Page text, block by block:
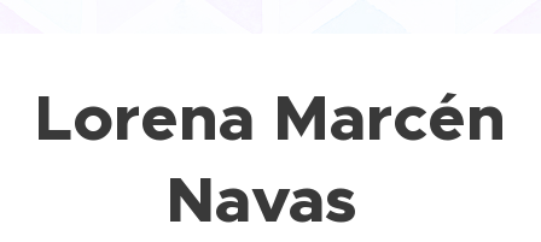
Lorena Marcén
Navas